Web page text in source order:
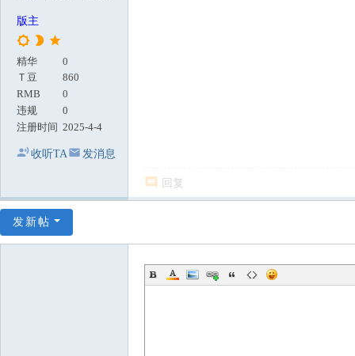
版主
精华
0
Ｔ豆
860
RMB
0
违规
0
注册时间 2025-4-4
收听TA 发消息
回复
发新帖